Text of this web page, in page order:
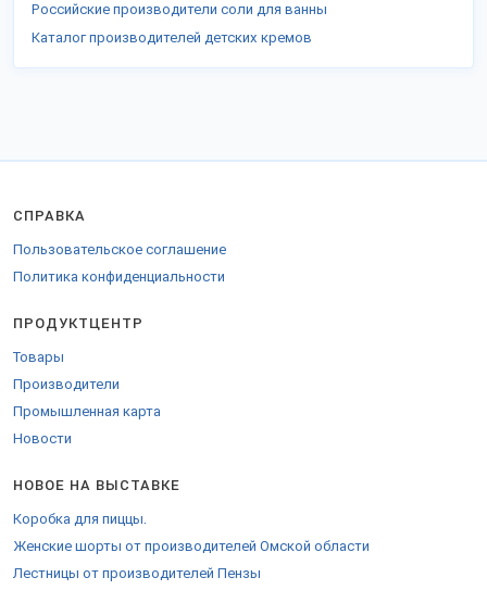
Российские производители соли для ванны
Каталог производителей детских кремов
СПРАВКА
Пользовательское соглашение
Политика конфиденциальности
ПРОДУКТЦЕНТР
Товары
Производители
Промышленная карта
Новости
НОВОЕ НА ВЫСТАВКЕ
Коробка для пиццы.
Женские шорты от производителей Омской области
Лестницы от производителей Пензы